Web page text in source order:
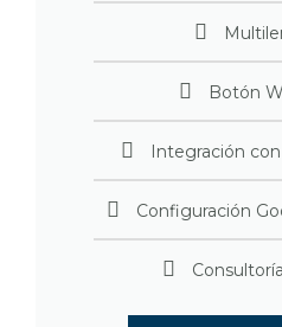
Botón
Integración
Configuración